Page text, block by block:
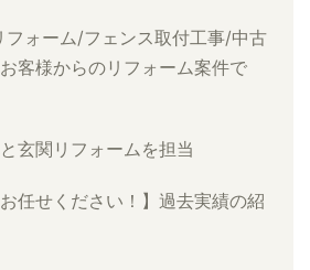
フォーム/フェンス取付工事/中古
客様からのリフォーム案件で
玄関リフォームを担当
お任せください！】過去実績の紹